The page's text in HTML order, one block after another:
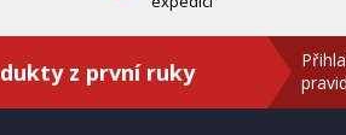
z první ruky